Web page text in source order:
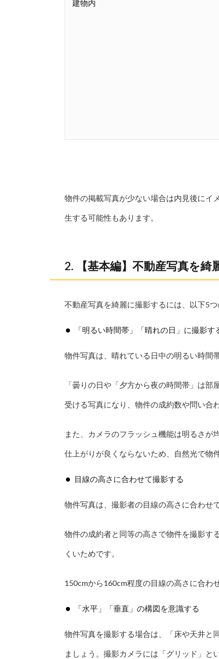
建物内
物件の掲載写真が少ない場合は内見後にイ
生する可能性もあります。
【基本編】不動産写真を
不動産写真を綺麗に撮影するには、以下5
「明るい時間帯」「晴れの日」に撮影す
物件写真は、晴れている日中の明るい時間
「曇りの日や「夕方から夜の時間帯」は
受ける写真になり、物件の成約数や問い合
また、カメラのフラッシュ機能は明るさが
仕上がりが良くならないため、自然光で物
目線の高さに合わせて撮影する
物件写真は、撮影者の目線の高さに合わせ
物件の成約者と同等の高さで物件を撮影す
くいためです。
150cmから160cm程度の目線の高さに合わ
「水平」「垂直」の構図を意識する
物件写真を撮影する場合は、「床や天井と
ましょう。撮影カメラには「グリッド」と